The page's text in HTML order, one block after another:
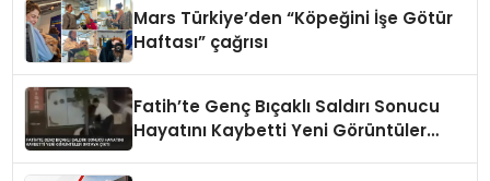
Mars Türkiye’den “Köpeğini İşe Götür
Haftası” çağrısı
Fatih’te Genç Bıçaklı Saldırı Sonucu
Hayatını Kaybetti Yeni Görüntüler